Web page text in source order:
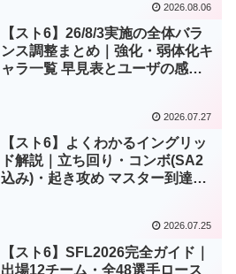
2026.08.06
【スト6】26/8/3実施の全体バラ
ンス調整まとめ｜強化・弱体化キ
ャラ一覧 早見表とユーザの感
2026.07.27
【スト6】よくわかるイングリッ
ド解説｜立ち回り・コンボ(SA2
込み)・起き攻め マスター到達へ
2026.07.25
【スト6】SFL2026完全ガイド｜
出場12チーム・全48選手ロース